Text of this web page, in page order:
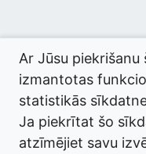
© 2026 termini.gov.lv.
Ar Jūsu
izmantotas
statistikās
Ja piekrītat šo
atzīmējiet savu